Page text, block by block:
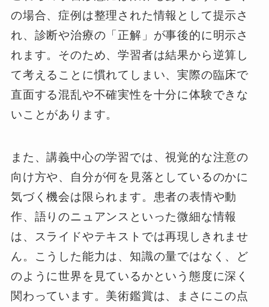
の場合、症例は整理された情報として提示さ
れ、診断や治療の「正解」が事後的に明示さ
れます。そのため、学習者は結果から逆算し
て考えることに慣れてしまい、実際の臨床で
直面する混乱や不確実性を十分に体験できな
いことがあります。
また、講義中心の学習では、視覚的な注意の
向け方や、自分が何を見落としているのかに
気づく機会は限られます。患者の表情や動
作、語りのニュアンスといった微細な情報
は、スライドやテキストでは再現しきれませ
ん。こうした能力は、知識の量ではなく、ど
のように世界を見ているかという態度に深く
関わっています。美術鑑賞は、まさにこの点